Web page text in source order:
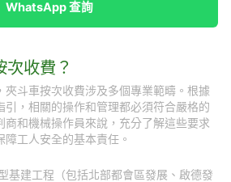
WhatsApp 查詢
次收費？
夾斗車按次收費涉及多個專業範疇。根據
引，相關的操作和管理都必須符合嚴格的
商和機械操作員來說，充分了解這些要求
工人安全的基本責任。
基建工程（包括北部都會區發展、啟德發